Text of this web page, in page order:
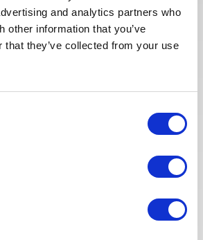
and analytics partners who
other information that you’ve
that they’ve collected from your use
années, nous avons
dans la digitalisation de
de recrutement
nos recruteurs puissent
qualitatifs avec les
également repensé notre
faciliter la recherche de
et les candidatures.